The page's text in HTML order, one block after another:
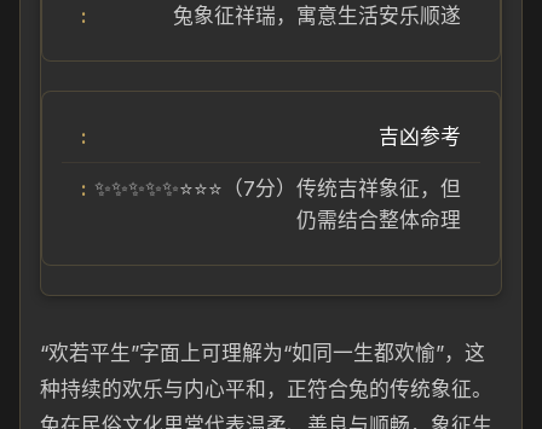
兔象征祥瑞，寓意生活安乐顺遂
吉凶参考
✨✨✨✨✨⭐⭐⭐（7分）传统吉祥象征，但
仍需结合整体命理
“欢若平生”字面上可理解为“如同一生都欢愉”，这
种持续的欢乐与内心平和，正符合兔的传统象征。